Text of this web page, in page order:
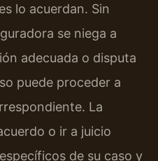
lo acuerdan. Sin
se niega a
adecuada o disputa
puede proceder a
La
o ir a juicio
de su caso y